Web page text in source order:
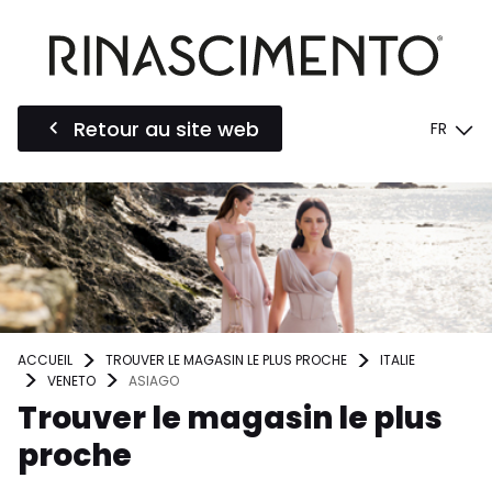
Retour au site web FR
ACCUEIL TROUVER LE MAGASIN LE PLUS PROCHE
ITALIE
VENETO
ASIAGO
Trouver le magasin le plus
proche